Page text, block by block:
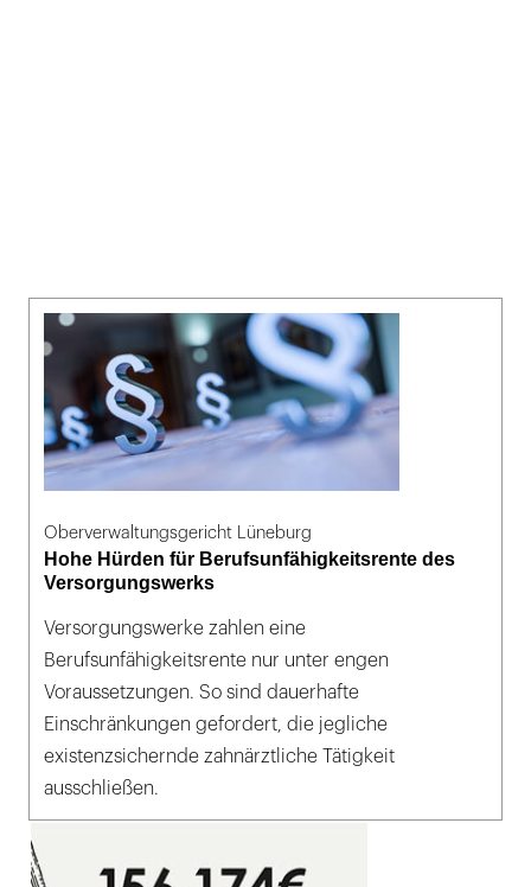
Oberverwaltungsgericht Lüneburg
Hohe Hürden für Berufsunfähigkeitsrente des
Versorgungswerks
Versorgungswerke zahlen eine
Berufsunfähigkeitsrente nur unter engen
Voraussetzungen. So sind dauerhafte
Einschränkungen gefordert, die jegliche
existenzsichernde zahnärztliche Tätigkeit
ausschließen.